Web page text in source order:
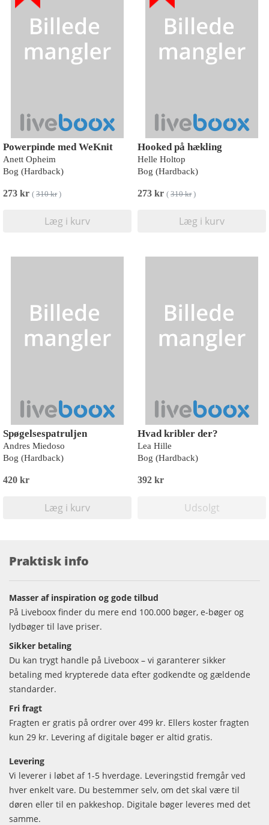
Powerpinde med WeKnit
Anett Opheim
Bog (Hardback)
273 kr ( 310 kr)
Læg i kurv
Hooked på hækling
Helle Holtop
Bog (Hardback)
273 kr ( 310 kr)
Læg i kurv
Spøgelsespatruljen
Andres Miedoso
Bog (Hardback)
420 kr
Læg i kurv
Hvad kribler der?
Lea Hille
Bog (Hardback)
392 kr
Udsolgt
Praktisk info
Masser af inspiration og gode tilbud
På Liveboox finder du mere end 100.000 bøger, e-bøger og
lydbøger til lave priser.
Sikker betaling
Du kan trygt handle på Liveboox – vi garanterer sikker
betaling med krypterede data efter godkendte og gældende
standarder.
Fri fragt
Fragten er gratis på ordrer over 499 kr. Ellers koster fragten
kun 29 kr. Levering af digitale bøger er altid gratis.
Levering
Vi leverer i løbet af 1-5 hverdage. Leveringstid fremgår ved
hver enkelt vare. Du bestemmer selv, om det skal være til
døren eller til en pakkeshop. Digitale bøger leveres med det
samme.